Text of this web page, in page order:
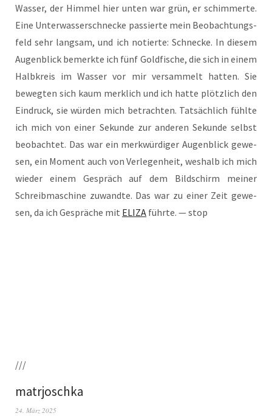
Was­ser, der Him­mel hier unten war grün, er schim­mer­te.
Eine Unter­was­ser­schne­cke pas­sier­te mein Beob­ach­tungs­
feld sehr lang­sam, und ich notier­te: Schne­cke. In die­sem
Augen­blick bemerk­te ich fünf Gold­fi­sche, die sich in einem
Halb­kreis im Was­ser vor mir ver­sam­melt hat­ten. Sie
beweg­ten sich kaum merk­lich und ich hat­te plötz­lich den
Ein­druck, sie wür­den mich betrach­ten. Tat­säch­lich fühl­te
ich mich von einer Sekun­de zur ande­ren Sekun­de selbst
beob­ach­tet. Das war ein merk­wür­di­ger Augen­blick gewe­
sen, ein Moment auch von Ver­le­gen­heit, wes­halb ich mich
wie­der einem Gespräch auf dem Bild­schirm mei­ner
Schreib­ma­schi­ne zuwand­te. Das war zu einer Zeit gewe­
sen, da ich Gesprä­che mit ELIZA führ­te. — stop
///
matrjoschka
24. März 2025